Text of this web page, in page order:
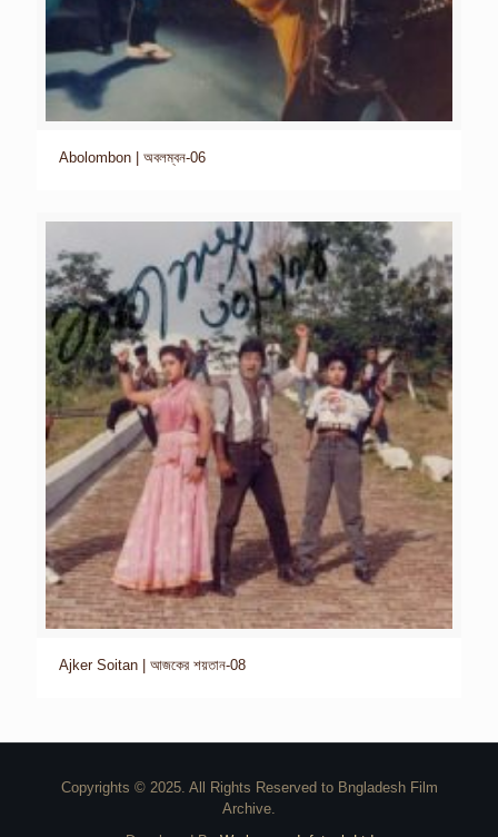
Abolombon | অবলম্বন-06
Ajker Soitan | আজকের শয়তান-08
Copyrights © 2025. All Rights Reserved to Bngladesh Film
Archive.